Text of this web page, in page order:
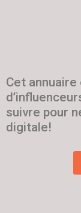
Cet
suivre pour
digitale!